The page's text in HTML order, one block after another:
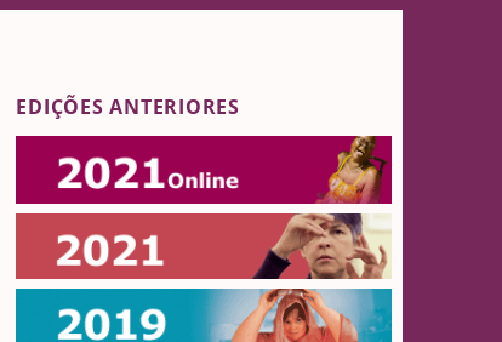
EDIÇÕES ANTERIORES
Online 2021
2021
2019